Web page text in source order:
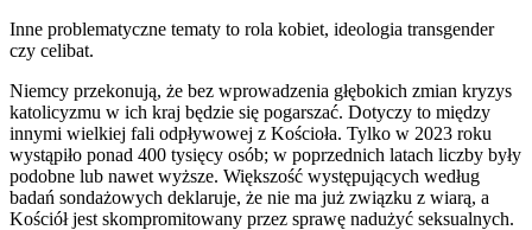
Inne problematyczne tematy to rola kobiet, ideologia transgender
czy celibat.
Niemcy przekonują, że bez wprowadzenia głębokich zmian kryzys
katolicyzmu w ich kraj będzie się pogarszać. Dotyczy to między
innymi wielkiej fali odpływowej z Kościoła. Tylko w 2023 roku
wystąpiło ponad 400 tysięcy osób; w poprzednich latach liczby były
podobne lub nawet wyższe. Większość występujących według
badań sondażowych deklaruje, że nie ma już związku z wiarą, a
Kościół jest skompromitowany przez sprawę nadużyć seksualnych.